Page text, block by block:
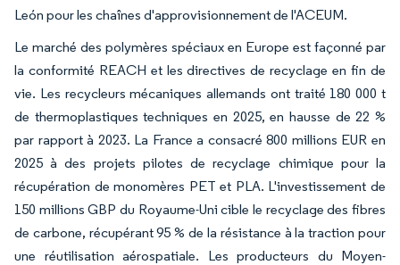
León pour les chaînes d'approvisionnement de l'ACEUM.
Le marché des polymères spéciaux en Europe est façonné par
la conformité REACH et les directives de recyclage en fin de
vie. Les recycleurs mécaniques allemands ont traité 180 000 t
de thermoplastiques techniques en 2025, en hausse de 22 %
par rapport à 2023. La France a consacré 800 millions EUR en
2025 à des projets pilotes de recyclage chimique pour la
récupération de monomères PET et PLA. L'investissement de
150 millions GBP du Royaume-Uni cible le recyclage des fibres
de carbone, récupérant 95 % de la résistance à la traction pour
une réutilisation aérospatiale. Les producteurs du Moyen-